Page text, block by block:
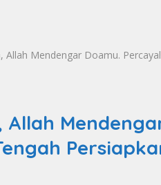
Allah Mendengar Doamu.
Allah